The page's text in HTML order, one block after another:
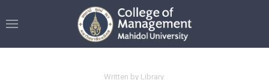
Written by Library.